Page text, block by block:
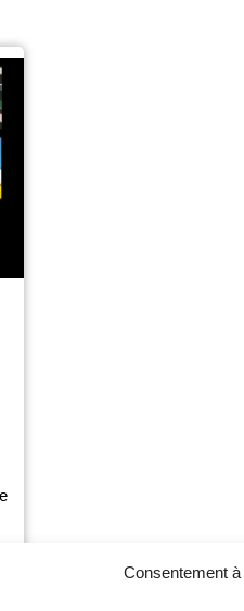
Consentement